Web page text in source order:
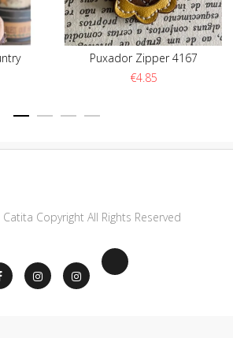
Puxador Zipper 4167
€4.85
Copyright All Rights Reserved